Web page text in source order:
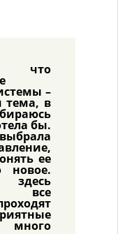
что
–
тема, в
бы.
ее
новое.
все
много